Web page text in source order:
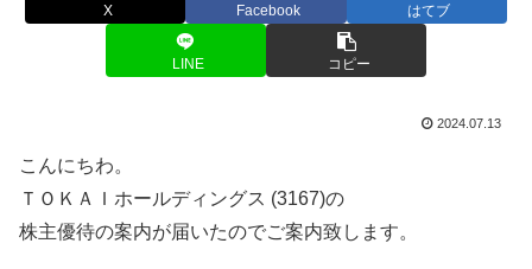
X Facebook はてブ
LINE コピー
2024.07.13
こんにちわ。
ＴＯＫＡＩホールディングス (3167)の
株主優待の案内が届いたのでご案内致します。